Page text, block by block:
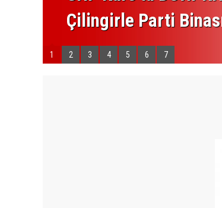
Çilingirle Parti
1 2 3 4 5 6 7